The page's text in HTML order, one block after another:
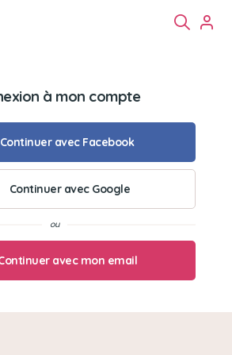
Chats
à mon compte
Continuer avec Facebook
Continuer avec Google
avec mon email